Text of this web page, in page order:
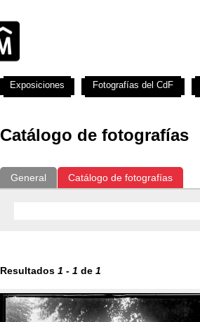
Catálogo de fotografías
General Catálogo de fotografías
Resultados 1 - 1 de 1
Exposiciones Fotografías del CdF